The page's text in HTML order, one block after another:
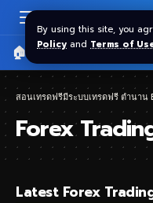
By using this site, you
Policy and Terms of
🏠 หน้าแรก ราคาทอง
สอนเทรดฟรีมีระบบเทรดฟรี ตำนาน
Forex
Latest Forex